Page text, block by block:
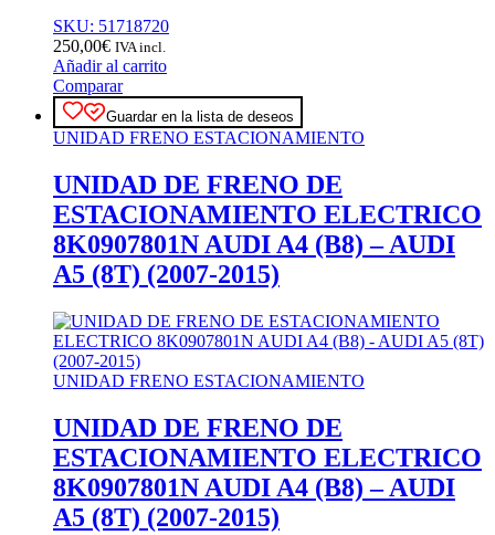
SKU: 51718720
250,00€ IVA incl.
Añadir al carrito
Comparar
Guardar en la lista de deseos
UNIDAD FRENO ESTACIONAMIENTO
UNIDAD DE FRENO DE
ESTACIONAMIENTO ELECTRICO
8K0907801N AUDI A4 (B8) – AUDI
A5 (8T) (2007-2015)
UNIDAD FRENO ESTACIONAMIENTO
UNIDAD DE FRENO DE
ESTACIONAMIENTO ELECTRICO
8K0907801N AUDI A4 (B8) – AUDI
A5 (8T) (2007-2015)